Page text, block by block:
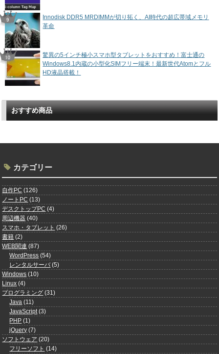
Innodisk DDR5 MRDIMMが切り拓く、AI時代の超広帯域メモリ
革命
驚異の5インチ極小スマホ型タブレットをおすすめ！富士通の
Windows8.1内蔵の小型化SIMフリー端末！最新世代Atomとフル
HD液晶搭載！
おすすめ商品
カテゴリー
自作PC (126)
ノートPC (13)
デスクトップPC (4)
周辺機器 (40)
スマホ・タブレット (26)
書籍 (2)
WEB関連 (87)
WordPress (54)
レンタルサーバ(5)
Windows (10)
Linux (4)
プログラミング (31)
Java (11)
JavaScript(3)
PHP (1)
jQuery (7)
ソフトウェア (20)
フリーソフト (14)